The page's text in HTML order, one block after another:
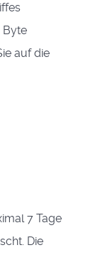
Byte
auf die
7 Tage
Die